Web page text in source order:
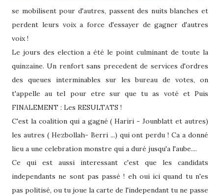
se mobilisent pour d'autres, passent des nuits blanches et
perdent leurs voix a force d'essayer de gagner d'autres
voix !
Le jours des election a été le point culminant de toute la
quinzaine. Un renfort sans precedent de services d'ordres
des queues interminables sur les bureau de votes, on
t'appelle au tel pour etre sur que tu as voté et Puis
FINALEMENT : Les RESULTATS !
C'est la coalition qui a gagné ( Hariri - Jounblatt et autres)
les autres ( Hezbollah- Berri ...) qui ont perdu ! Ca a donné
lieu a une celebration monstre qui a duré jusqu'a l'aube....
Ce qui est aussi interessant c'est que les candidats
independants ne sont pas passé ! eh oui ici quand tu n'es
pas politisé, ou tu joue la carte de l'independant tu ne passe